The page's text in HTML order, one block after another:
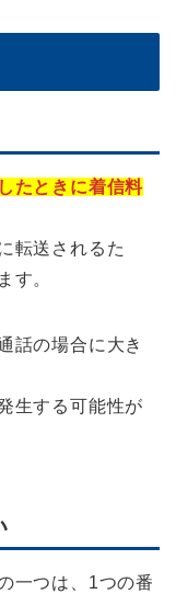
たときに着信料
転送されるた
す。
話の場合に大き
生する可能性が
一つは、1つの番